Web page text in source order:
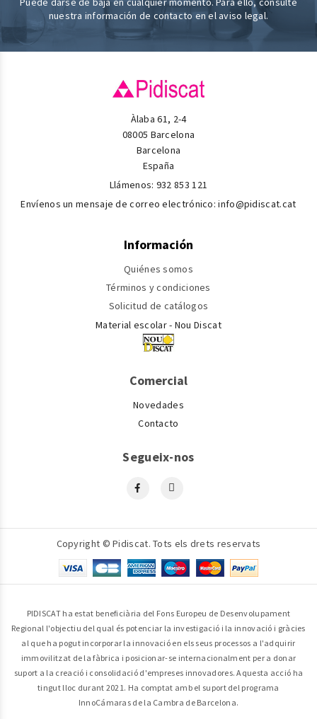
nuestra información de contacto en el aviso legal.
Àlaba 61, 2-4
08005 Barcelona
Barcelona
España
Llámenos: 932 853 121
Envíenos un mensaje de correo electrónico:info@pidiscat.cat
Información
Quiénes somos
Términos y condiciones
Solicitud de catálogos
Material escolar - Nou Discat
Comercial
Novedades
Contacto
Segueix-nos
Copyright © Pidiscat. Tots els drets reservats
PIDISCAT ha estat beneficiària del Fons Europeu de Desenvolupament
Regional l'objectiu del qual és potenciar la investigació i la innovació i gràcies
al que ha pogut incorporar la innovació en els seus processos a l'adquirir
immovilitzat de la fàbrica i posicionar-se internacionalment per a donar
suport a la creació i consolidació d'empreses innovadores. Aquesta acció ha
tingut lloc durant 2021. Ha comptat amb el suport del programa
InnoCámaras de la Cambra de Barcelona.